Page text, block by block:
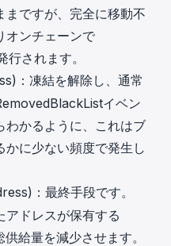
まですが、完全に移動不
オンチェーンで
されます。
：凍結を解除し、通常
イベン
わかるように、これはブ
かに少ない頻度で発生し
：最終手段です。
アドレスが保有する
給量を減少させます。